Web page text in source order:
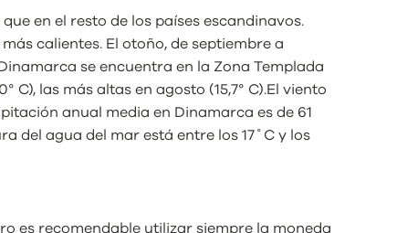
en el resto de los países escandinavos.
calientes. El otoño, de septiembre a
se encuentra en la Zona Templada
las más altas en agosto (15,7° C).El viento
anual media en Dinamarca es de 61
del agua del mar está entre los 17˚C y los
es recomendable utilizar siempre la moneda